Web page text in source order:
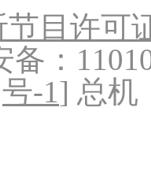
目许可
：
号-1] 总机